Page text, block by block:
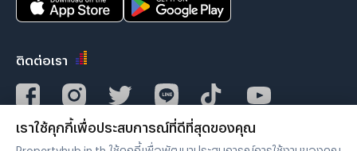
ติดต่อเรา
เราใช้คุกกี้เพื่อประสบการณ์ที่ดีที่สุดของคุณ
Propertyhub.in.th ใช้คุกกี้เพื่อพัฒนาประสบการณ์การใช้งานของคุณ